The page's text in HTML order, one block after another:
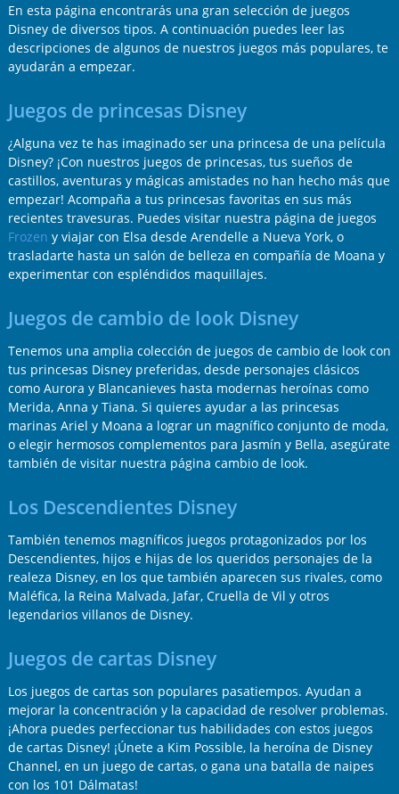
En esta página encontrarás una gran selección de juegos
Disney de diversos tipos. A continuación puedes leer las
descripciones de algunos de nuestros juegos más populares, te
ayudarán a empezar.
Juegos de princesas Disney
¿Alguna vez te has imaginado ser una princesa de una película
Disney? ¡Con nuestros juegos de princesas, tus sueños de
castillos, aventuras y mágicas amistades no han hecho más que
empezar! Acompaña a tus princesas favoritas en sus más
recientes travesuras. Puedes visitar nuestra página de juegos
Frozen y viajar con Elsa desde Arendelle a Nueva York, o
trasladarte hasta un salón de belleza en compañía de Moana y
experimentar con espléndidos maquillajes.
Juegos de cambio de look Disney
Tenemos una amplia colección de juegos de cambio de look con
tus princesas Disney preferidas, desde personajes clásicos
como Aurora y Blancanieves hasta modernas heroínas como
Merida, Anna y Tiana. Si quieres ayudar a las princesas
marinas Ariel y Moana a lograr un magnífico conjunto de moda,
o elegir hermosos complementos para Jasmín y Bella, asegúrate
también de visitar nuestra página cambio de look.
Los Descendientes Disney
También tenemos magníficos juegos protagonizados por los
Descendientes, hijos e hijas de los queridos personajes de la
realeza Disney, en los que también aparecen sus rivales, como
Maléfica, la Reina Malvada, Jafar, Cruella de Vil y otros
legendarios villanos de Disney.
Juegos de cartas Disney
Los juegos de cartas son populares pasatiempos. Ayudan a
mejorar la concentración y la capacidad de resolver problemas.
¡Ahora puedes perfeccionar tus habilidades con estos juegos
de cartas Disney! ¡Únete a Kim Possible, la heroína de Disney
Channel, en un juego de cartas, o gana una batalla de naipes
con los 101 Dálmatas!